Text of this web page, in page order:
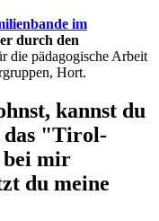
im
durch den
die pädagogische Arbeit
Hort.
kannst du
das "Tirol-
mir
du meine